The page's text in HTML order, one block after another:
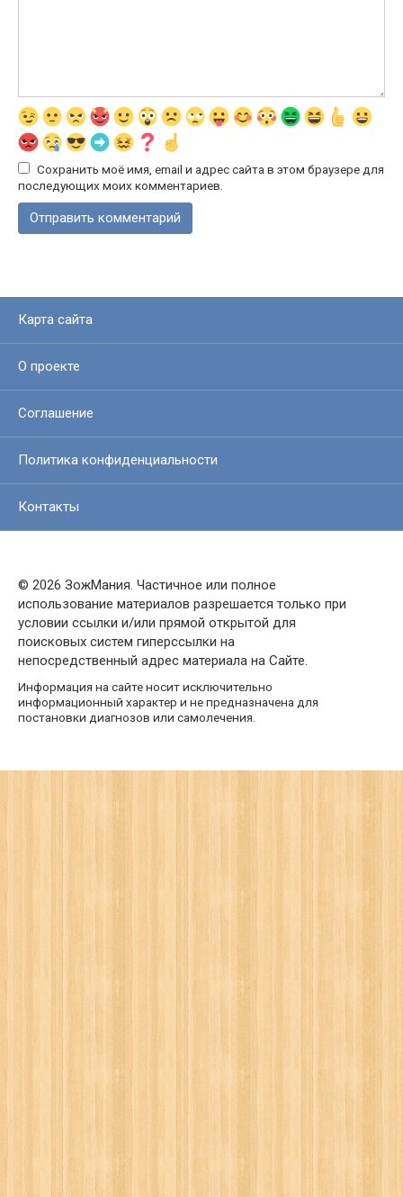
Сохранить моё имя, email и адрес сайта в этом браузере для
последующих моих комментариев.
Карта сайта
О проекте
Соглашение
Политика конфиденциальности
Контакты
© 2026 ЗожМания. Частичное или полное
использование материалов разрешается только при
условии ссылки и/или прямой открытой для
поисковых систем гиперссылки на
непосредственный адрес материала на Сайте.
Информация на сайте носит исключительно
информационный характер и не предназначена для
постановки диагнозов или самолечения.